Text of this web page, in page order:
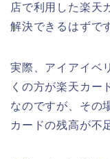
店で利用した楽天
解決できるはずで
実際、アイアイベ
くの方が楽天カー
なのですが、その
カードの残高が不